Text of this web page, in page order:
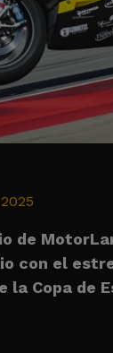
de
con el
la Copa de